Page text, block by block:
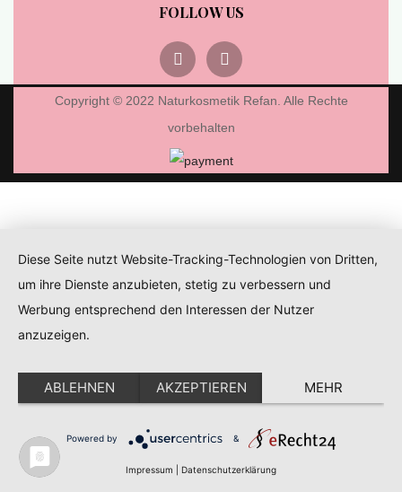
FOLLOW US
Copyright © 2022 Naturkosmetik Refan. Alle Rechte
vorbehalten
Home
Diese Seite nutzt Website-Tracking-Technologien von Dritten,
um ihre Dienste anzubieten, stetig zu verbessern und
Werbung entsprechend den Interessen der Nutzer
anzuzeigen.
ABLEHNEN AKZEPTIEREN MEHR
Powered by &
Impressum Datenschutzerklärung